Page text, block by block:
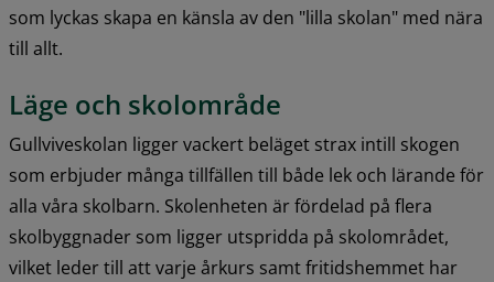
som lyckas skapa en känsla av den "lilla skolan" med nära
till allt.
Läge och skolområde
Gullviveskolan ligger vackert beläget strax intill skogen
som erbjuder många tillfällen till både lek och lärande för
alla våra skolbarn. Skolenheten är fördelad på flera
skolbyggnader som ligger utspridda på skolområdet,
vilket leder till att varje årkurs samt fritidshemmet har